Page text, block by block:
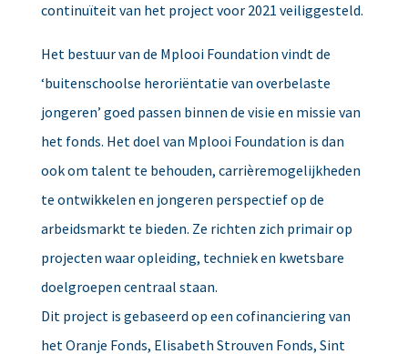
continuïteit van het project voor 2021 veiliggesteld.
Het bestuur van de Mplooi Foundation vindt de
‘buitenschoolse heroriëntatie van overbelaste
jongeren’ goed passen binnen de visie en missie van
het fonds. Het doel van Mplooi Foundation is dan
ook om talent te behouden, carrièremogelijkheden
te ontwikkelen en jongeren perspectief op de
arbeidsmarkt te bieden. Ze richten zich primair op
projecten waar opleiding, techniek en kwetsbare
doelgroepen centraal staan.
Dit project is gebaseerd op een cofinanciering van
het Oranje Fonds, Elisabeth Strouven Fonds, Sint